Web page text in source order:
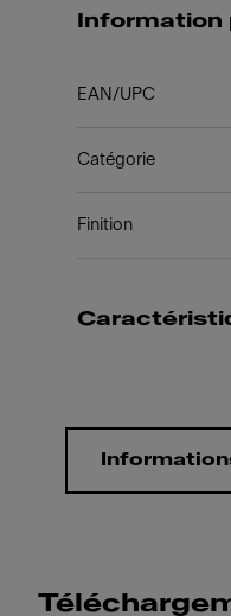
Information
EAN/UPC
Catégorie
Finition